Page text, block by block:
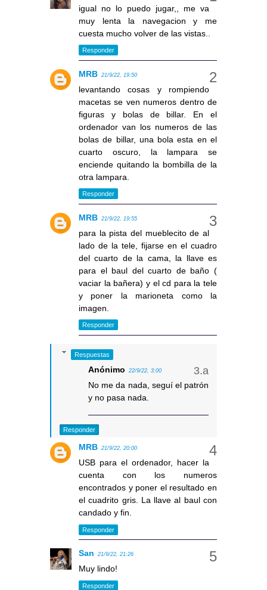
igual no lo puedo jugar,, me va
muy lenta la navegacion y me
cuesta mucho volver de las vistas..
Responder
MRB 21/9/22, 19:50
levantando cosas y rompiendo
macetas se ven numeros dentro de
figuras y bolas de billar. En el
ordenador van los numeros de las
bolas de billar, una bola esta en el
cuarto oscuro, la lampara se
enciende quitando la bombilla de la
otra lampara.
Responder
MRB 21/9/22, 19:55
para la pista del mueblecito de al
lado de la tele, fijarse en el cuadro
del cuarto de la cama, la llave es
para el baul del cuarto de baño (
vaciar la bañera) y el cd para la tele
y poner la marioneta como la
imagen.
Responder
Respuestas
Anónimo 22/9/22, 3:00
No me da nada, seguí el patrón
y no pasa nada.
Responder
MRB 21/9/22, 20:00
USB para el ordenador, hacer la
cuenta con los numeros
encontrados y poner el resultado en
el cuadrito gris. La llave al baul con
candado y fin.
Responder
San 21/9/22, 21:26
Muy lindo!
Responder